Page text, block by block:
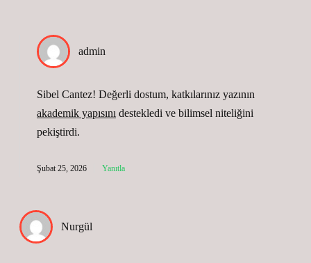
admin
Sibel Cantez! Değerli dostum, katkılarınız yazının
akademik yapısını destekledi ve bilimsel niteliğini
pekiştirdi.
Şubat 25, 2026 Yanıtla
Nurgül